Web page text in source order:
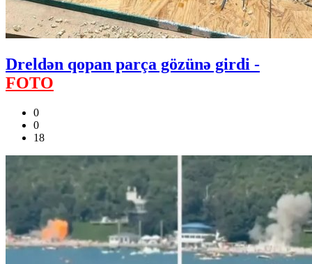
Dreldən qopan parça gözünə girdi -
FOTO
0
0
18